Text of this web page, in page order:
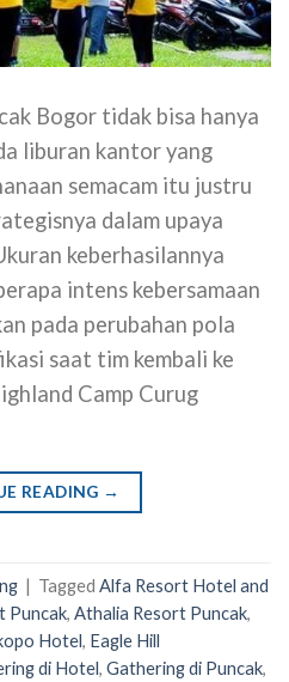
Bogor tidak bisa hanya
liburan kantor yang
semacam itu justru
dalam upaya
keberhasilannya
intens kebersamaan
pada perubahan pola
saat tim kembali ke
Camp Curug
READING →
| Tagged Alfa Resort Hotel and
Puncak, Athalia Resort Puncak,
Hotel, Eagle Hill
di Hotel, Gathering di Puncak,